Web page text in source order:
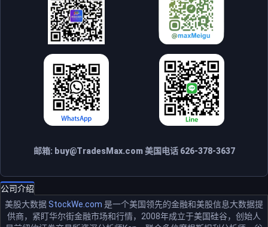
邮箱: buy@TradesMax.com美国电话 626-378-3637
公司介绍
美股大数据StockWe.com 是一个美国领先的金融和美股信息大数据提
供商，紧盯华尔街金融市场和行情，2008年成立于美国硅谷，创始人